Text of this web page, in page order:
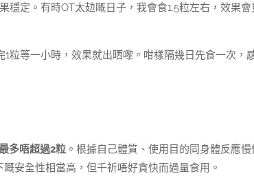
穩定。有時OT太攰嘅日子，我會食1.5粒左右，效果
1粒等一小時，效果就出晒嚟。咁樣隔幾日先食一次，
多唔超過2粒 。根據自己體質、使用目的同身體反應慢
安全性相當高，但千祈唔好貪快而過量食用。